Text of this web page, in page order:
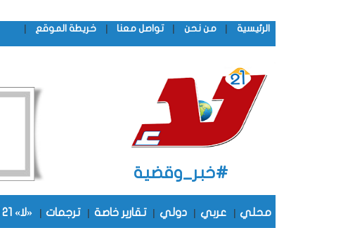
الرئيسية | من نحن | تواصل معنا | خريطة الموقع |
#خبر_وقضية
محلي | عربي | دولي | تقارير خاصة | ترجمات | «لا» 21 السياسي